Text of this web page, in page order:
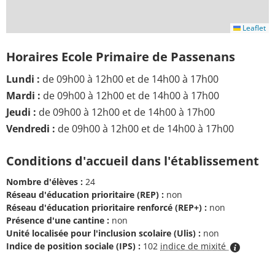
Leaflet
Horaires Ecole Primaire de Passenans
Lundi : de 09h00 à 12h00 et de 14h00 à 17h00
Mardi : de 09h00 à 12h00 et de 14h00 à 17h00
Jeudi : de 09h00 à 12h00 et de 14h00 à 17h00
Vendredi : de 09h00 à 12h00 et de 14h00 à 17h00
Conditions d'accueil dans l'établissement
Nombre d'élèves : 24
Réseau d'éducation prioritaire (REP) : non
Réseau d'éducation prioritaire renforcé (REP+) : non
Présence d'une cantine : non
Unité localisée pour l'inclusion scolaire (Ulis) : non
Indice de position sociale (IPS) : 102 indice de mixité